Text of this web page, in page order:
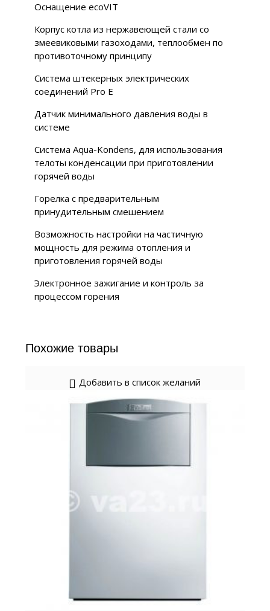
Оснащение ecoVIT
Корпус котла из нержавеющей стали со
змеевиковыми газоходами, теплообмен по
противоточному принципу
Система штекерных электрических
соединений Pro E
Датчик минимального давления воды в
системе
Система Aqua-Kondens, для использования
телоты конденсации при приготовлении
горячей воды
Горелка с предварительным
принудительным смешением
Возможность настройки на частичную
мощность для режима отопления и
приготовления горячей воды
Электронное зажигание и контроль за
процессом горения
Похожие товары
Добавить в список желаний